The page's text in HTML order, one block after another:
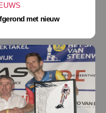
met nieuw